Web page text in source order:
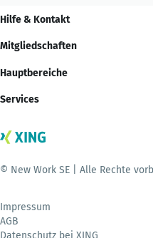
Hilfe & Kontakt
Mitgliedschaften
Hauptbereiche
Services
© New Work SE | Alle Rechte
Impressum
AGB
Datenschutz bei XING